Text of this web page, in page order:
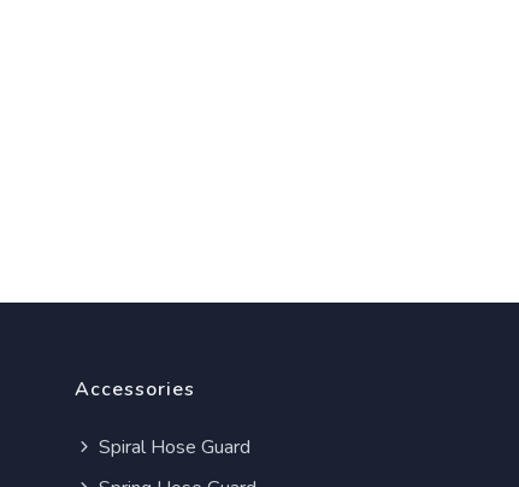
Accessories
Spiral Hose Guard